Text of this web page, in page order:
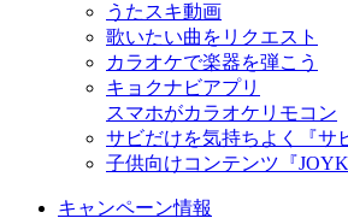
うたスキ動画
歌いたい曲をリクエスト
カラオケで楽器を弾こう
キョクナビアプリ
スマホがカラオケリモコン
サビだけを気持ちよく『サ
子供向けコンテンツ『
キャンペーン情報